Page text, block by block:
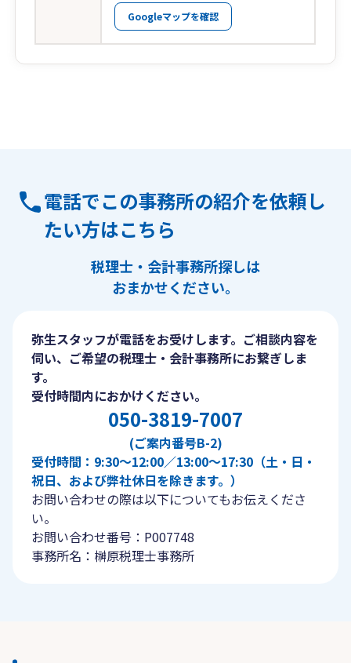
Googleマップを確認
電話でこの事務所の紹介を依頼し
たい方はこちら
税理士・会計事務所探しは
おまかせください。
弥生スタッフが電話をお受けします。ご相談内容を
伺い、ご希望の税理士・会計事務所にお繋ぎしま
す。
受付時間内におかけください。
050-3819-7007
(ご案内番号B-2)
受付時間：9:30〜12:00／13:00〜17:30（土・日・
祝日、および弊社休日を除きます。）
お問い合わせの際は以下についてもお伝えくださ
い。
お問い合わせ番号：P007748
事務所名：榊原税理士事務所